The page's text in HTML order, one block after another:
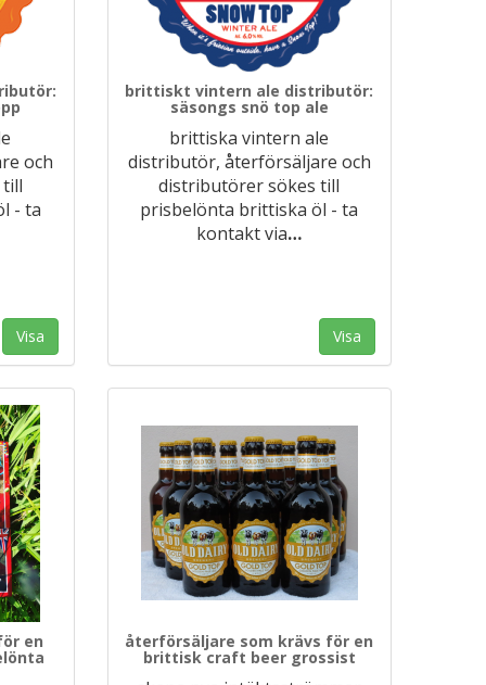
och
- ta
Visa
brittiskt vintern ale distributör:
säsongs snö top ale
brittiska vintern ale
distributör, återförsäljare och
distributörer sökes till
prisbelönta brittiska öl - ta
kontakt via…
Visa
en återförsäljare som krävs för en
brittisk craft beer grossist